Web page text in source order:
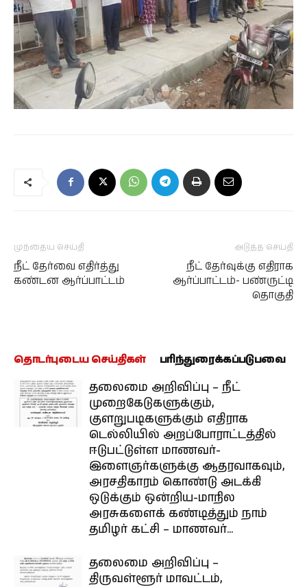
முந்தைய செய்தி
நீட் தேர்வை எதிர்த்து
கண்டன ஆர்ப்பாட்டம்
அடுத்த செய்தி
நீட் தேர்வுக்கு எதிராக
ஆர்ப்பாட்டம்- பண்ருட்டி
தொகுதி
தொடர்புடைய செய்திகள் பரிந்துரைக்கப்படுபவை
தலைமை அறிவிப்பு – நீட்
முறைகேடுகளுக்கும்,
குளறுபடிகளுக்கும் எதிராக
டெல்லியில் அறப்போராட்டத்தில்
ஈடுபட்டுள்ள மாணவர்-
இளைஞர்களுக்கு ஆதரவாகவும்,
அரசதிகாரம் கொண்டு அடக்கி
ஒடுக்கும் ஒன்றிய-மாநில
அரசுகளைக் கண்டித்தும் நாம்
தமிழர் கட்சி – மாணவர்...
தலைமை அறிவிப்பு –
திருவள்ளூர் மாவட்டம்,